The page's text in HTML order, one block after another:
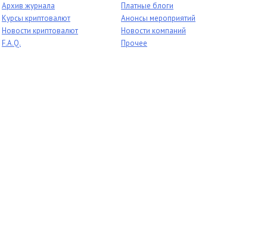
Архив журнала
Курсы криптовалют
Новости криптовалют
F.A.Q.
Платные блоги
Анонсы мероприятий
Новости компаний
Прочее